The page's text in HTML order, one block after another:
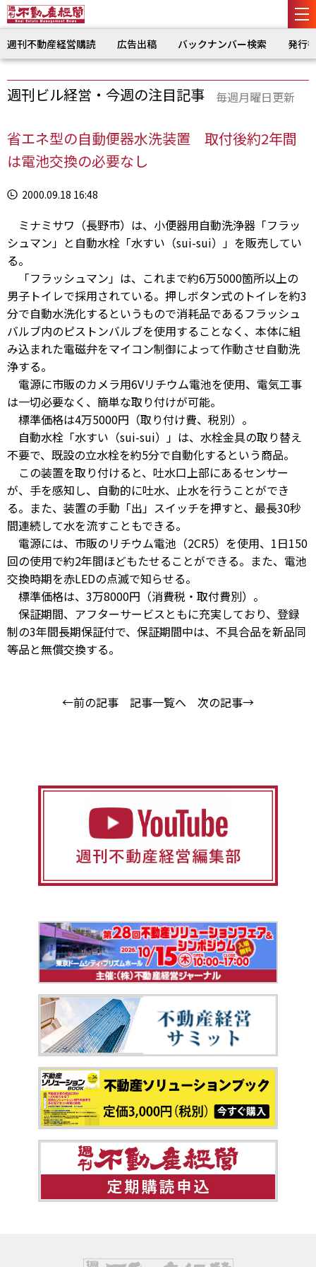
週刊不動産経営購読 広告出稿 バックナンバー検索 発行
週刊ビル経営・今週の注目記事 毎週月曜日更新
省エネ型の自動便器水洗装置 取付後約2年間
は電池交換の必要なし
2000.09.18 16:48
ミナミサワ（長野市）は、小便器用自動洗浄器「フラッ
シュマン」と自動水栓「水すい（sui-sui）」を販売してい
る。
「フラッシュマン」は、これまで約6万5000箇所以上の
男子トイレで採用されている。押しボタン式のトイレを約3
分で自動水洗化するというもので消耗品であるフラッシュ
バルブ内のピストンバルブを使用することなく、本体に組
み込まれた電磁弁をマイコン制御によって作動させ自動洗
浄する。
電源に市販のカメラ用6Vリチウム電池を使用、電気工事
は一切必要なく、簡単な取り付けが可能。
標準価格は4万5000円（取り付け費、税別）。
自動水栓「水すい（sui-sui）」は、水栓金具の取り替え
不要で、既設の立水栓を約5分で自動化するという商品。
この装置を取り付けると、吐水口上部にあるセンサー
が、手を感知し、自動的に吐水、止水を行うことができ
る。また、装置の手動「出」スイッチを押すと、最長30秒
間連続して水を流すこともできる。
電源には、市販のリチウム電池（2CR5）を使用、1日150
回の使用で約2年間ほどもたせることができる。また、電池
交換時期を赤LEDの点滅で知らせる。
標準価格は、3万8000円（消費税・取付費別）。
保証期間、アフターサービスともに充実しており、登録
制の3年間長期保証付で、保証期間中は、不具合品を新品同
等品と無償交換する。
←前の記事 記事一覧へ 次の記事→